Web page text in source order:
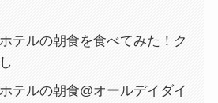
テルの朝食を食べてみた！ク
テルの朝食@オールデイダイ